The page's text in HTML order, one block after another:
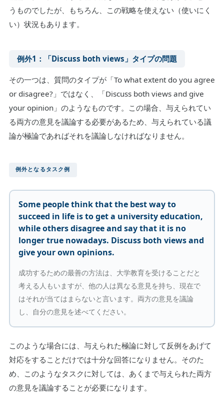
うものでしたが、もちろん、この戦略を使えない（使いにく
い）状況もあります。
例外1：「Discuss both views」タイプの問題
その一つは、質問のタイプが「To what extent do you agree
or disagree?」ではなく、「Discuss both views and give
your opinion」のようなものです。この場合、与えられてい
る両方の意見を議論する必要があるため、与えられている議
論が極論であればそれを議論しなければなりません。
例外となるタスク例
Some people think that the best way to
succeed in life is to get a university education,
while others disagree and say that it is no
longer true nowadays. Discuss both views and
give your own opinions.
成功するための最善の方法は、大学教育を受けることだと
考える人もいますが、他の人は異なる意見を持ち、現在で
はそれが当てはまらないと言います。両方の意見を議論
し、自分の意見を述べてください。
このような場合には、与えられた極論に対して反例をあげて
対応をすることだけでは十分な回答になりません。そのた
め、このようなタスクに対しては、あくまで与えられた両方
の意見を議論することが必要になります。